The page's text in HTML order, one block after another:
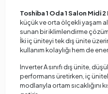
Toshiba 1 Oda 1 Salon Midi
küçük ve orta ölçekli yaşam
sunan bir iklimlendirme
İki iç üniteyi tek dış ünite
kullanım kolaylığı hem de
Inverter A sınıfı dış ünite,
performans üretirken, iç
modlarıyla ortam sıcaklığını